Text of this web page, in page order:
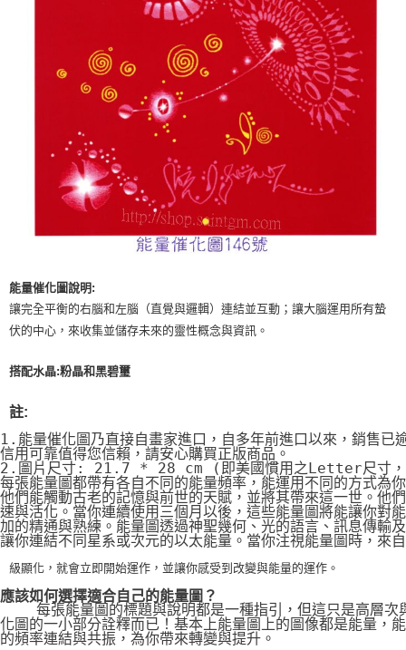
能量催化圖說明:
讓完全平衡的右腦和左腦（直覺與邏輯）連結並互動；讓大腦運用所有蟄
伏的中心，來收集並儲存未來的靈性概念與資訊。
搭配水晶:粉晶和黑碧璽
註:
1.能量催化圖乃直接自畫家進口，自多年前進口以來，銷售已
信用可靠值得您信賴，請安心購買正版商品。
2.圖片尺寸: 21.7 * 28 cm (即美國慣用之Letter尺寸，
每張能量圖都帶有各自不同的能量頻率，能運用不同的方式為
他們能觸動古老的記憶與前世的天賦，並將其帶來這一世。他
速與活化。當你連續使用三個月以後，這些能量圖將能讓你對
加的精通與熟練。能量圖透過神聖幾何、光的語言、訊息傳輸
讓你連結不同星系或次元的以太能量。當你注視能量圖時，來
級顯化，就會立即開始運作，並讓你感受到改變與能量的運作。
應該如何選擇適合自己的能量圖？
每張能量圖的標題與說明都是一種指引，但這只是高層次
化圖的一小部分詮釋而已！基本上能量圖上的圖像都是能量，
的頻率連結與共振，為你帶來轉變與提升。